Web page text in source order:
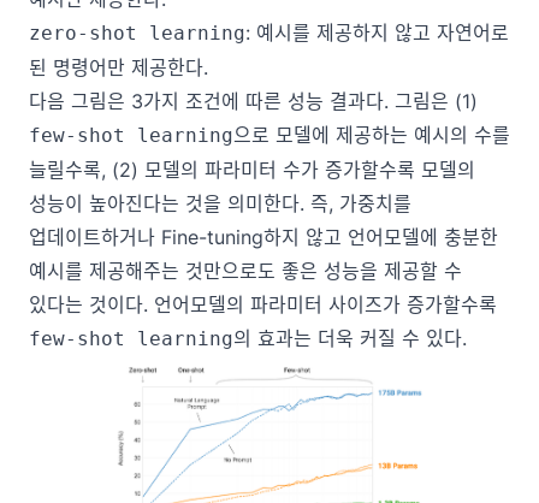
zero-shot learning: 예시를 제공하지 않고 자연어로
된 명령어만 제공한다.
다음 그림은 3가지 조건에 따른 성능 결과다. 그림은 (1)
few-shot learning으로 모델에 제공하는 예시의 수를
늘릴수록, (2) 모델의 파라미터 수가 증가할수록 모델의
성능이 높아진다는 것을 의미한다. 즉, 가중치를
업데이트하거나 Fine-tuning하지 않고 언어모델에 충분한
예시를 제공해주는 것만으로도 좋은 성능을 제공할 수
있다는 것이다. 언어모델의 파라미터 사이즈가 증가할수록
few-shot learning의 효과는 더욱 커질 수 있다.